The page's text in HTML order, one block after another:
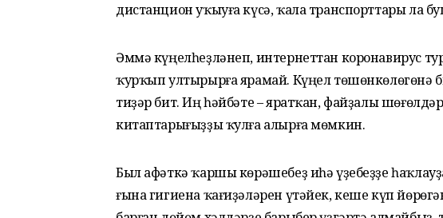
дистанцион уҡыуға күсә, ҡала транспорттары ла
Әммә күңелһеҙләнеп, интернеттан коронавирус
ҡурҡып ултырырға ярамай. Күңел төшөнкөлөгөнә
тиҙәр бит. Иң һәйбәте – яратҡан, файҙалы
китаптарығыҙҙы ҡулға алырға мөмкин.
Был афәткә ҡаршы көрәшебеҙ иһә үҙебеҙҙе
ғына гигиена ҡағиҙәләрен үтәйек, кеше күп